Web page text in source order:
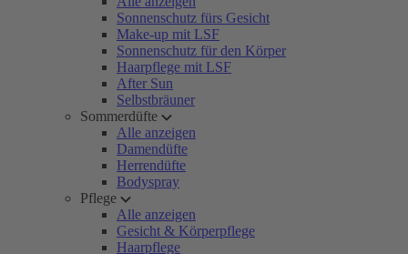
Sonnenschutz fürs Gesicht
Make-up mit LSF
Sonnenschutz für den Körper
Haarpflege mit LSF
After Sun
Selbstbräuner
Sommerdüfte
Alle anzeigen
Damendüfte
Herrendüfte
Bodyspray
Pflege
Alle anzeigen
Gesicht & Körperpflege
Haarpflege